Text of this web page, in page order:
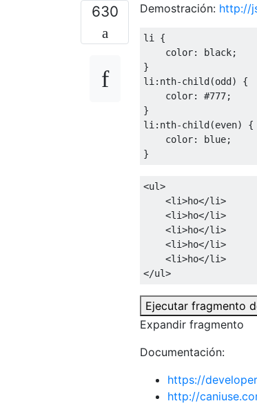
630 Demostración: http://
li {
color: black;
}
li : nth-child(odd)
{
color: #777;
}
li : nth-child(even)
{
color: blue;
}
<ul>
<li>ho</li>
<li>ho</li>
<li>ho</li>
<li>ho</li>
<li>ho</li>
</ul>
Ejecutar fragmento
Expandir fragmento
Documentación:
https://
http://